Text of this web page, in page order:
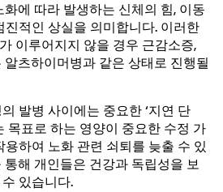
에 따라 발생하는 신체의 힘, 이동
진적인 상실을 의미합니다. 이러한
이루어지지 않을 경우 근감소증,
알츠하이머병과 같은 상태로 진행될
발병 사이에는 중요한 ‘지연 단
목표로 하는 영양이 중요한 수정 가
용하여 노화 관련 쇠퇴를 늦출 수 있
통해 개인들은 건강과 독립성을 보
있습니다.